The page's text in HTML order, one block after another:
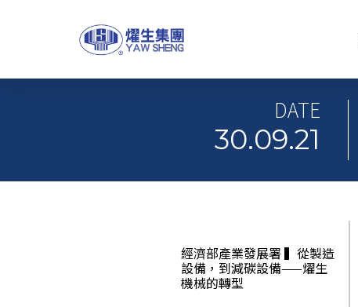
DATE
30.09.21
經濟部產業發展署 ▍從製造
設備，到減碳設備——燿生
機械的轉型